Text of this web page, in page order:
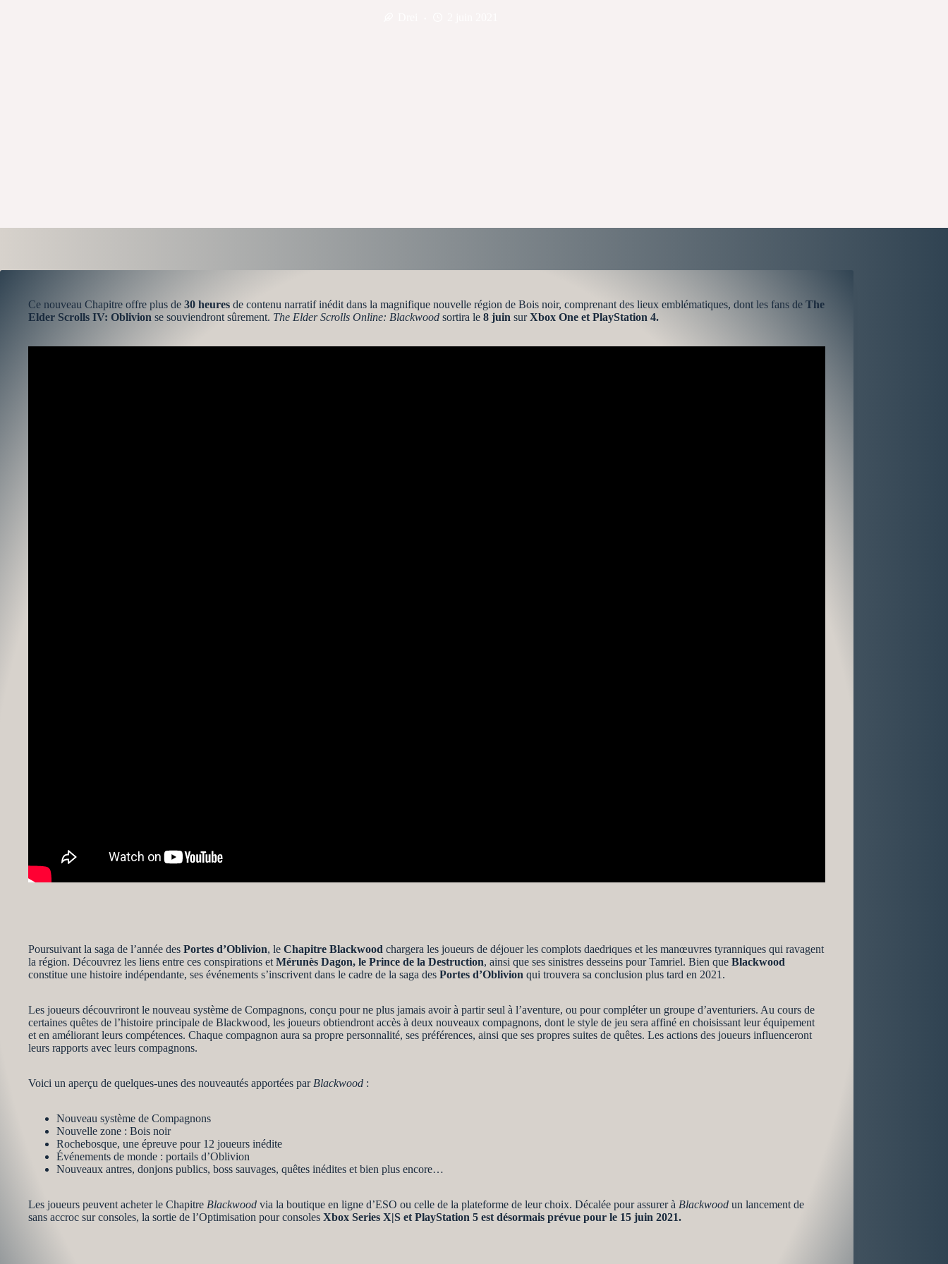
Ce nouveau Chapitre offre plus de 30 heures de contenu narratif inédit dans la magnifique nouvelle région de Bois noir, comprenant des lieux emblématiques, dont les fans de The
Elder Scrolls IV: Oblivion se souviendront sûrement. The Elder Scrolls Online: Blackwood sortira le 8 juin surXbox One et PlayStation 4.
Poursuivant la saga de l’année des Portes d’Oblivion, le Chapitre Blackwood chargera les joueurs de déjouer les complots daedriques et les manœuvres tyranniques qui ravagent
la région. Découvrez les liens entre ces conspirations et Mérunès Dagon, le Prince de la Destruction, ainsi que ses sinistres desseins pour Tamriel. Bien que Blackwood
constitue une histoire indépendante, ses événements s’inscrivent dans le cadre de la saga des Portes d’Oblivion qui trouvera sa conclusion plus tard en 2021.
Les joueurs découvriront le nouveau système de Compagnons, conçu pour ne plus jamais avoir à partir seul à l’aventure, ou pour compléter un groupe d’aventuriers. Au cours de
certaines quêtes de l’histoire principale de Blackwood, les joueurs obtiendront accès à deux nouveaux compagnons, dont le style de jeu sera affiné en choisissant leur équipement
et en améliorant leurs compétences. Chaque compagnon aura sa propre personnalité, ses préférences, ainsi que ses propres suites de quêtes. Les actions des joueurs influenceront
leurs rapports avec leurs compagnons.
Voici un aperçu de quelques-unes des nouveautés apportées par Blackwood :
Nouveau système de Compagnons
Nouvelle zone : Bois noir
Rochebosque, une épreuve pour 12 joueurs inédite
Événements de monde : portails d’Oblivion
Nouveaux antres, donjons publics, boss sauvages, quêtes inédites et bien plus encore…
Les joueurs peuvent acheter le Chapitre Blackwood via la boutique en ligne d’ESO ou celle de la plateforme de leur choix. Décalée pour assurer à Blackwood un lancement de
sans accroc sur consoles, la sortie de l’Optimisation pour consoles Xbox Series X|S et PlayStation 5 est désormais prévue pour le 15 juin 2021.